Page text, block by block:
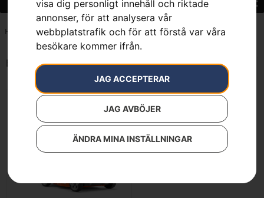
visa dig personligt innehåll och riktade
annonser, för att analysera vår
webbplatstrafik och för att förstå var våra
besökare kommer ifrån.
JAG ACCEPTERAR
JAG AVBÖJER
ÄNDRA MINA INSTÄLLNINGAR
Hem 7391736235853
Endast ett sökresultat